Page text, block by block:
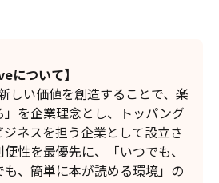
について】
い価値を創造することで、楽
」を企業理念とし、トッパング
ネスを担う企業として設立さ
性を最優先に、「いつでも、
も、簡単に本が読める環境」の